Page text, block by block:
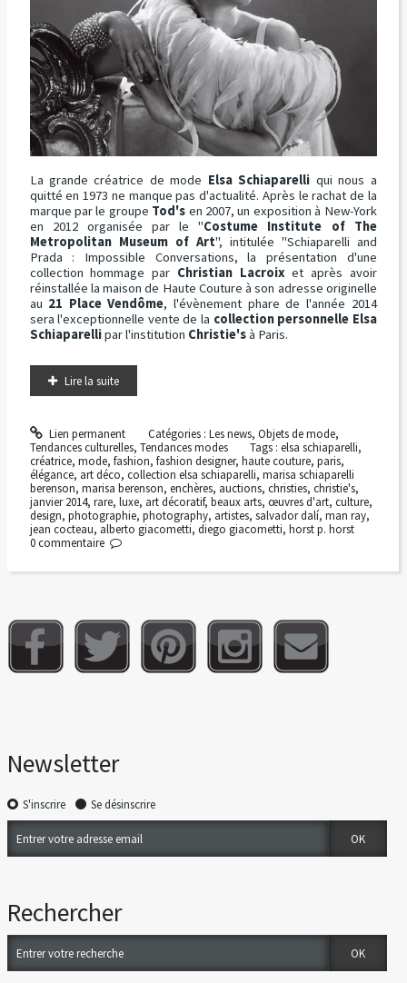
La grande créatrice de mode Elsa Schiaparelli qui nous a
quitté en 1973 ne manque pas d'actualité. Après le rachat de la
marque par le groupe Tod's en 2007, un exposition à New-York
en 2012 organisée par le "Costume Institute of The
Metropolitan Museum of Art", intitulée "Schiaparelli and
Prada : Impossible Conversations, la présentation d'une
collection hommage par Christian Lacroix et après avoir
réinstallée la maison de Haute Couture à son adresse originelle
au 21 Place Vendôme, l'évènement phare de l'année 2014
sera l'exceptionnelle vente de la collection personnelle Elsa
Schiaparellipar l'institution Christie'sà Paris.
Lire la suite
Lien permanent Catégories : Les news, Objets de mode,
Tendances culturelles, Tendances modes Tags :elsa schiaparelli,
créatrice, mode, fashion, fashion designer, haute couture, paris,
élégance, art déco, collection elsa schiaparelli, marisa schiaparelli
berenson, marisa berenson, enchères, auctions, christies, christie's,
janvier 2014, rare, luxe, art décoratif, beaux arts, œuvres d'art, culture,
design, photographie, photography, artistes, salvador dalí, man ray,
jean cocteau, alberto giacometti, diego giacometti, horst p. horst
0 commentaire
Newsletter
S'inscrire Se désinscrire
Rechercher